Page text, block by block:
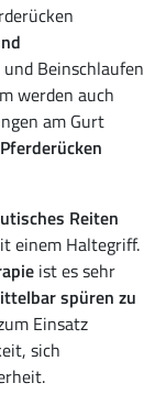
Beinschlaufen
werden auch
am Gurt
Pferderücken
Reiten
einem Haltegriff.
ist es sehr
spüren zu
Einsatz
sich